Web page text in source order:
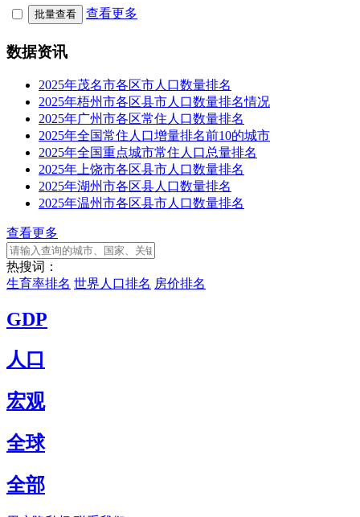
批量查看 查看更多
数据资讯
2025年茂名市各区市人口数量排名
2025年梧州市各区县市人口数量排名情况
2025年广州市各区常住人口数量排名
2025年全国常住人口增量排名前10的城市
2025年全国重点城市常住人口总量排名
2025年上饶市各区县市人口数量排名
2025年湖州市各区县人口数量排名
2025年温州市各区县市人口数量排名
查看更多
热搜词：
生育率排名 世界人口排名 房价排名
GDP
人口
宏观
全球
全部